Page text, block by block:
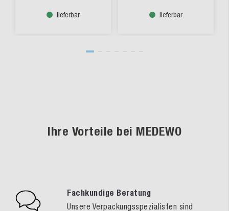
lieferbar lieferbar
Ihre Vorteile bei MEDEWO
Fachkundige Beratung
Unsere Verpackungsspezialisten sind